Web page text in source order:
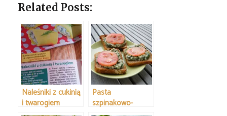
Related Posts:
Naleśniki z cukinią
i twarogiem
Pasta
szpinakowo-